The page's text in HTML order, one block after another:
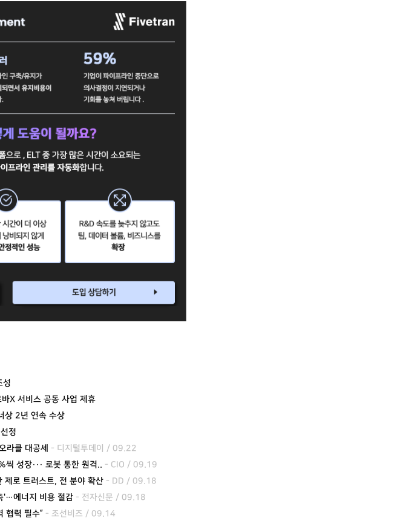
성
X 서비스 공동 사업 제휴
상 2년 연속 수상
정
라클 대공세 - 디지털투데이 / 09.22
성장··· 로봇 통한 원격.. - CIO / 09.19
로 트러스트, 전 분야 확산 - DD / 09.18
'…에너지 비용 절감 - 전자신문 / 09.18
협력 필수” - 조선비즈 / 09.14